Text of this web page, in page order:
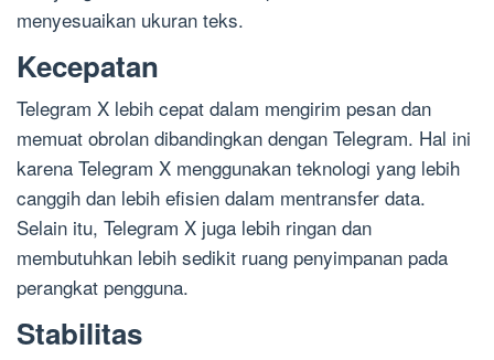
menyesuaikan ukuran teks.
Kecepatan
Telegram X lebih cepat dalam mengirim pesan dan
memuat obrolan dibandingkan dengan Telegram. Hal ini
karena Telegram X menggunakan teknologi yang lebih
canggih dan lebih efisien dalam mentransfer data.
Selain itu, Telegram X juga lebih ringan dan
membutuhkan lebih sedikit ruang penyimpanan pada
perangkat pengguna.
Stabilitas